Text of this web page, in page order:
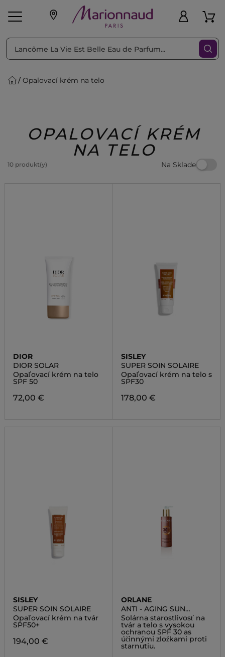
pleť Líčenie Vône
Beauty
Opalovací krém na telo
OPALOVACÍ KRÉM
NA TELO
10 produkt(y) Na Sklade
Triediť podľa Filtrovať
DIOR
DIOR SOLAR
Opaľovací krém na telo
SPF 50
72,00 €
SISLEY
SUPER SOIN SOLAIRE
Opaľovací krém na telo s
SPF30
178,00 €
SISLEY
SUPER SOIN SOLAIRE
Opaľovací krém na tvár
SPF50+
194,00 €
ORLANE
ANTI - AGING SUN
CREAM FACE AND BODY
SPF 30
Solárna starostlivosť na
tvár a telo s vysokou
ochranou SPF 30 as
účinnými zložkami proti
starnutiu.